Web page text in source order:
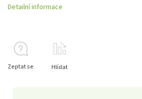
Detailní informace
Zeptat se Hlídat